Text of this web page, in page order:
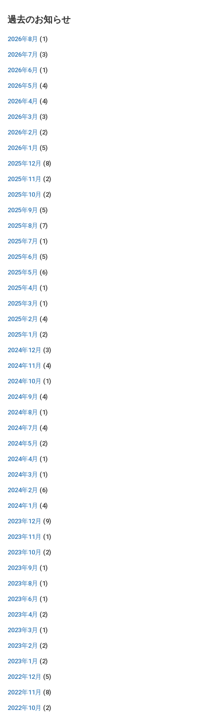
過去のお知らせ
2026年8月 (1)
2026年7月 (3)
2026年6月 (1)
2026年5月 (4)
2026年4月 (4)
2026年3月 (3)
2026年2月 (2)
2026年1月 (5)
2025年12月 (8)
2025年11月 (2)
2025年10月 (2)
2025年9月 (5)
2025年8月 (7)
2025年7月 (1)
2025年6月 (5)
2025年5月 (6)
2025年4月 (1)
2025年3月 (1)
2025年2月 (4)
2025年1月 (2)
2024年12月 (3)
2024年11月 (4)
2024年10月 (1)
2024年9月 (4)
2024年8月 (1)
2024年7月 (4)
2024年5月 (2)
2024年4月 (1)
2024年3月 (1)
2024年2月 (6)
2024年1月 (4)
2023年12月 (9)
2023年11月 (1)
2023年10月 (2)
2023年9月 (1)
2023年8月 (1)
2023年6月 (1)
2023年4月 (2)
2023年3月 (1)
2023年2月 (2)
2023年1月 (2)
2022年12月 (5)
2022年11月 (8)
2022年10月 (2)